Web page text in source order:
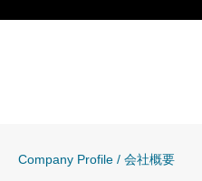
Company Profile / 会社概要